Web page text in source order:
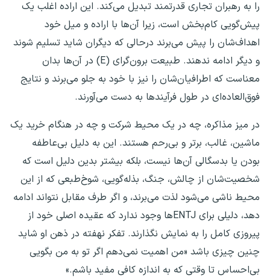
را به رهبران تجاری قدرتمند تبدیل می‌کند. این اراده اغلب یک
پیش‌گویی کام‌بخش است، زیرا آن‌ها با اراده و میل خود
اهداف‌شان را پیش می‌برند درحالی که دیگران شاید تسلیم شوند
و دیگر ادامه ندهند. طبیعت برون‌گرای (E) در آن‌ها بدان
معناست که اطرافیان‌شان را نیز با خود به جلو می‌برند و نتایج
فوق‌العاده‌ای در طول فرآیندها به دست می‌آورند.
در میز مذاکره، چه در یک محیط شرکت و چه در هنگام خرید یک
ماشین، غالب، برتر و بی‌رحم هستند. این به دلیل بی‌عاطفه
بودن یا بدسگالی آن‌ها نیست، بلکه بیشتر بدین دلیل است که
شخصیت‌شان از چالش، جنگ، بذله‌گویی، شوخ‌طبعی که از این
محیط ناشی می‌شود لذت می‌برند، و اگر طرف مقابل نتواند ادامه
دهد، دلیلی برای ENTJها وجود ندارد که عقیده اصلی خود از
پیروزی کامل را به نمایش نگذارند. تفکر نهفته در ذهن او شاید
چنین چیزی باشد «من اهمیت نمی‌دهم اگر تو به من بگویی
بی‌احساس تا وقتی که به اندازه کافی مفید باشم.»